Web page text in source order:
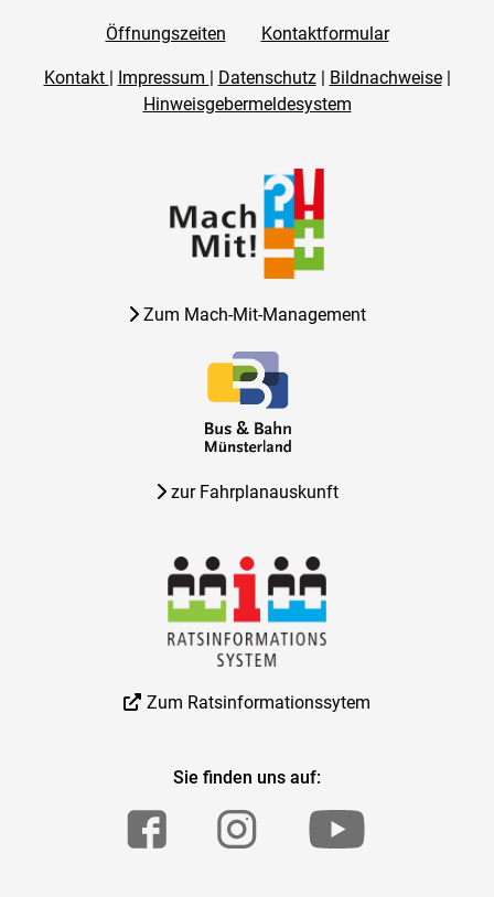
Öffnungszeiten Kontaktformular
Kontakt Impressum Datenschutz| Bildnachweise|
Hinweisgebermeldesystem
Zum Mach-Mit-Management
zur Fahrplanauskunft
Zum Ratsinformationssytem
Sie finden uns auf: